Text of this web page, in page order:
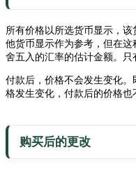
所有价格以所选货币显示，
他货币显示作为参考，但在
舍五入的汇率的估计金额。只
付款后，价格不会发生变化
格发生变化，付款后的价格也
购买后的更改